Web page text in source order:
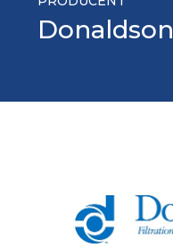
Donaldson